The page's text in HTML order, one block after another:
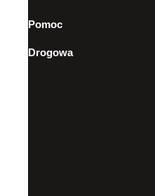
Pomoc
Drogowa